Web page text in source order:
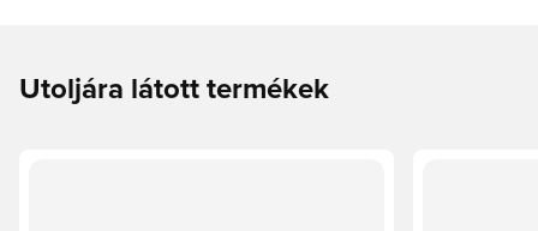
Utoljára látott termékek